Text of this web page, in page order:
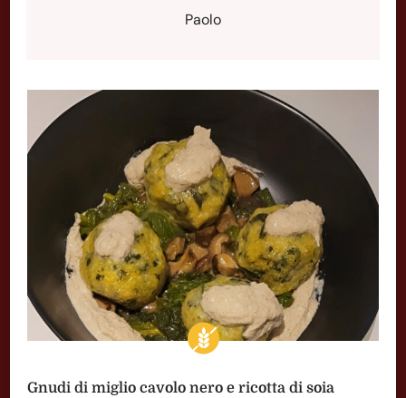
Paolo
Gnudi di miglio cavolo nero e ricotta di soia